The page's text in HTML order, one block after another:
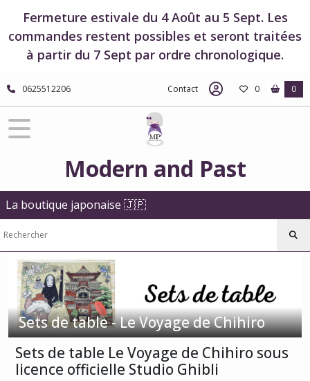
Fermeture estivale du 4 Août au 5 Sept. Les
commandes restent possibles et seront traitées
à partir du 7 Sept par ordre chronologique.
0625512206 Contact 0 0
Modern and Past
La boutique japonaise 🇯🇵
Sets de table - Le Voyage de Chihiro
Sets de table Le Voyage de Chihiro sous
licence officielle Studio Ghibli
Fermer
FILTRES
Tous
Boutique
Studio
de
Chihiro
Sets
de
table
-
Le
Voyage
de
Chihiro
Afficher